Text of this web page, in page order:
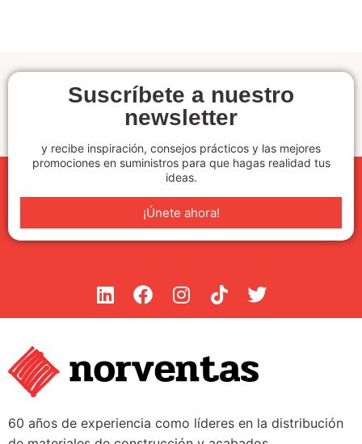
Suscríbete a nuestro
newsletter
y recibe inspiración, consejos prácticos y las mejores
promociones en suministros para que hagas realidad tus
ideas.
¡Únete ahora!
60 años de experiencia como líderes en la distribución